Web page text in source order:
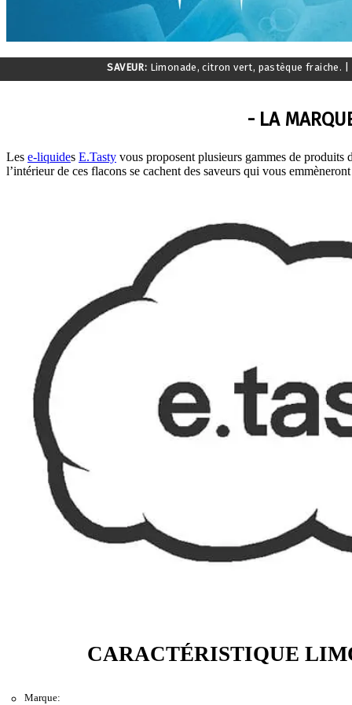
SAVEUR: Limonade, citron vert, pastèque fraiche.
- LA
Les e-liquides E.Tasty vous proposent plusieurs gammes de
l’intérieur de ces flacons se cachent des saveurs qui vous
CARACTÉRISTIQUE
Marque: